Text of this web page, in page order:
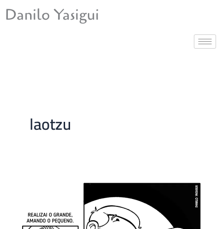
para
Danilo Yasigui
laotzu